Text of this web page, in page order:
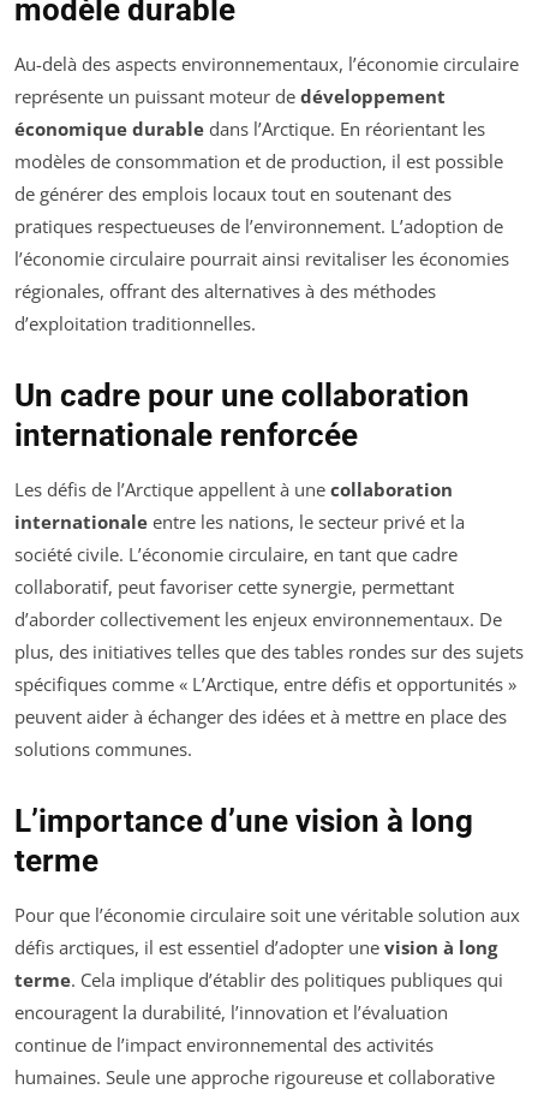
modèle durable
Au-delà des aspects environnementaux, l’économie circulaire
représente un puissant moteur de développement
économique durable dans l’Arctique. En réorientant les
modèles de consommation et de production, il est possible
de générer des emplois locaux tout en soutenant des
pratiques respectueuses de l’environnement. L’adoption de
l’économie circulaire pourrait ainsi revitaliser les économies
régionales, offrant des alternatives à des méthodes
d’exploitation traditionnelles.
Un cadre pour une collaboration
internationale renforcée
Les défis de l’Arctique appellent à une collaboration
internationale entre les nations, le secteur privé et la
société civile. L’économie circulaire, en tant que cadre
collaboratif, peut favoriser cette synergie, permettant
d’aborder collectivement les enjeux environnementaux. De
plus, des initiatives telles que des tables rondes sur des sujets
spécifiques comme « L’Arctique, entre défis et opportunités »
peuvent aider à échanger des idées et à mettre en place des
solutions communes.
L’importance d’une vision à long
terme
Pour que l’économie circulaire soit une véritable solution aux
défis arctiques, il est essentiel d’adopter une vision à long
terme. Cela implique d’établir des politiques publiques qui
encouragent la durabilité, l’innovation et l’évaluation
continue de l’impact environnemental des activités
humaines. Seule une approche rigoureuse et collaborative